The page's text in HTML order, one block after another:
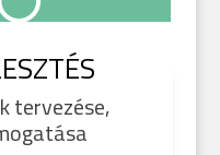
tervezése,